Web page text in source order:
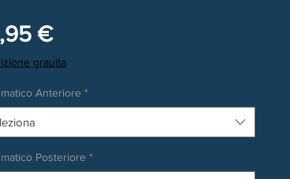
€Prezzo
grauita
Anteriore *
Posteriore *